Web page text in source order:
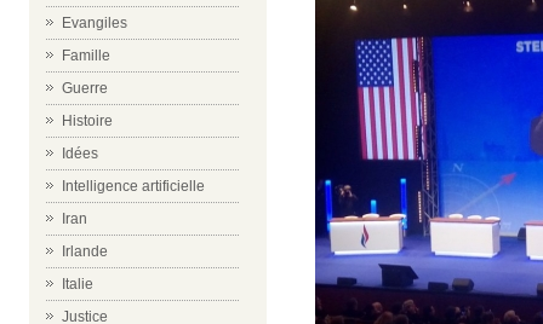
Evangiles
Famille
Guerre
Histoire
Idées
Intelligence artificielle
Iran
Irlande
Italie
Justice